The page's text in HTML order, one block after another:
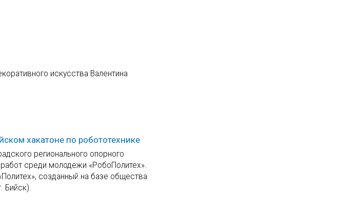
искусства Валентина
хакатоне по робототехнике
регионального опорного
среди молодежи «РобоПолитех».
созданный на базе общества
Бийск).